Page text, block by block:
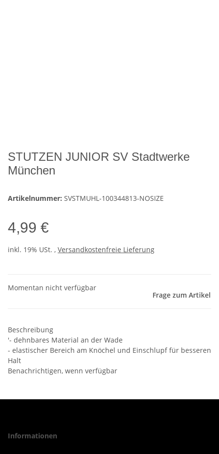
STUTZEN JUNIOR SV Stadtwerke
München
Artikelnummer: SVSTMUHL-100344813-NOSIZE
4,99 €
inkl. 19% USt. , Versandkostenfreie Lieferung
Momentan nicht verfügbar
Frage zum Artikel
Beschreibung
'- dehnbares Material an der Wade
- elastischer Bereich am Knöchel und Einschlupf für besseren
Halt
Benachrichtigen, wenn verfügbar
Informationen